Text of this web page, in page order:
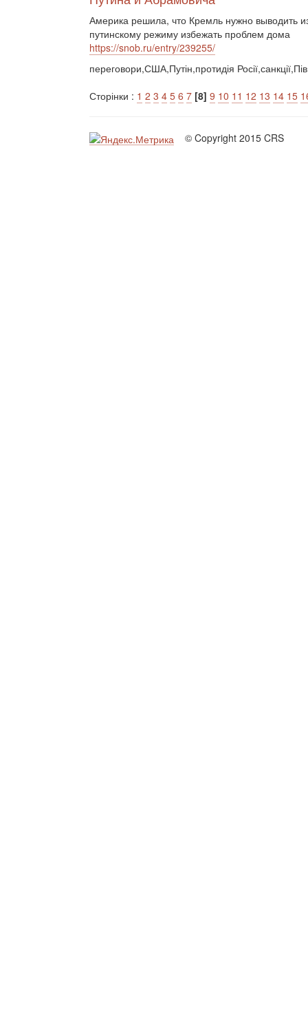
Америка решила, что Кремль нужно выводить
путинскому режиму избежать проблем дома
https://snob.ru/entry/239255/
переговори,США,Путін,протидія
Сторінки : 1 2 3 4 5 6 7 [8] 9 10 11 12 13 14 15
© Copyright 2015 CRS